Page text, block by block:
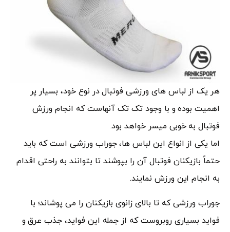
هر یک از لباس های ورزشی فوتبال در نوع خود، بسیار پر
اهمیت بوده و با وجود تک تک آنهاست که انجام ورزش
فوتبال به خوبی میسر خواهد بود.
اما یکی از انواع این لباس ها، جوراب ورزشی است که باید
حتماً بازیکنان فوتبال آن را بپوشند تا بتوانند به راحتی اقدام
به انجام این ورزش نمایند.
جوراب ورزشی که تا بالای زانوی بازیکنان را می پوشاند؛ با
فواید بسیاری روبروست که از جمله این فواید، جذب عرق و